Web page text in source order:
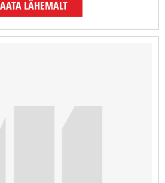
LÄHEMALT